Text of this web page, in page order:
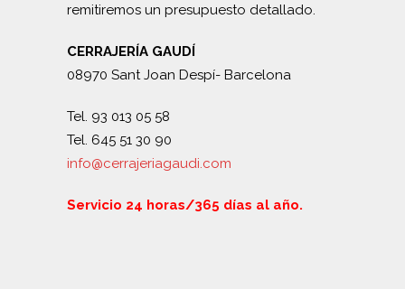
remitiremos un presupuesto detallado.
CERRAJERÍA GAUDÍ
08970 Sant Joan Despí- Barcelona
Tel. 93 013 05 58
Tel. 645 51 30 90
info@cerrajeriagaudi.com
Servicio 24 horas/365 días al año.